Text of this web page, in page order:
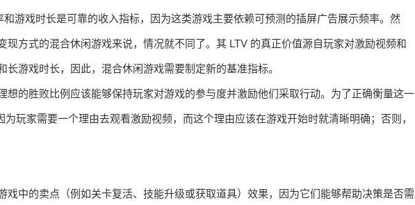
游戏时长是可靠的收入指标，因为这类游戏主要依赖可预测的插屏广告展示频率。然
现方式的混合休闲游戏来说，情况就不同了。其 LTV 的真正价值源自玩家对激励视频和
游戏时长，因此，混合休闲游戏需要制定新的基准指标。
想的胜败比例应该能够保持玩家对游戏的参与度并激励他们采取行动。为了正确衡量这一
玩家需要一个理由去观看激励视频，而这个理由应该在游戏开始时就清晰明确；否则，
戏中的卖点（例如关卡复活、技能升级或获取道具）效果，因为它们能够帮助决策是否需